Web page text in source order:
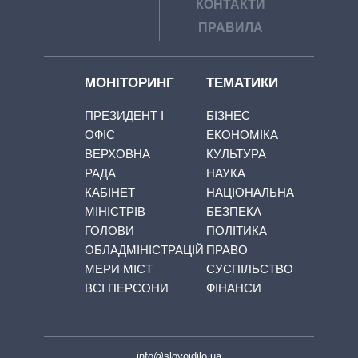
КОНТАКТИ
ПРАВИЛА
МОНІТОРИНГ
ПРЕЗИДЕНТ І
ОФІС
ВЕРХОВНА
РАДА
КАБІНЕТ
МІНІСТРІВ
ГОЛОВИ
ОБЛАДМІНІСТРАЦІЙ
МЕРИ МІСТ
ВСІ ПЕРСОНИ
ТЕМАТИКИ
БІЗНЕС
ЕКОНОМІКА
КУЛЬТУРА
НАУКА
НАЦІОНАЛЬНА
БЕЗПЕКА
ПОЛІТИКА
ПРАВО
СУСПІЛЬСТВО
ФІНАНСИ